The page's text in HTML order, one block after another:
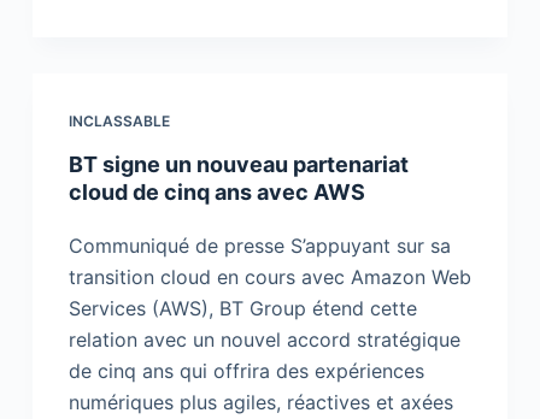
INCLASSABLE
BT signe un nouveau partenariat
cloud de cinq ans avec AWS
Communiqué de presse S’appuyant sur sa
transition cloud en cours avec Amazon Web
Services (AWS), BT Group étend cette
relation avec un nouvel accord stratégique
de cinq ans qui offrira des expériences
numériques plus agiles, réactives et axées